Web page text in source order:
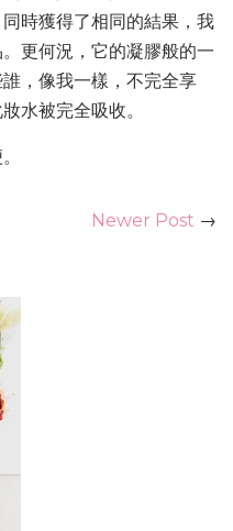
時獲得了相同的結果，我
更何況，它的凝膠般的一
，像我一樣，不完全享
水被完全吸收。
Newer Post →